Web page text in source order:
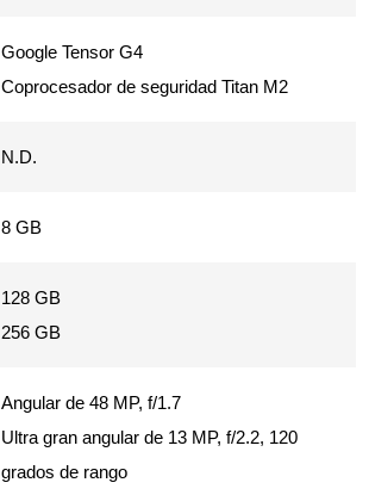
Google Tensor G4
Coprocesador de seguridad Titan M2
N.D.
8 GB
128 GB
256 GB
Angular de 48 MP, f/1.7
Ultra gran angular de 13 MP, f/2.2, 120
grados de rango